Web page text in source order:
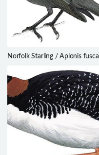
Norfolk Starling / Aplonis fusca